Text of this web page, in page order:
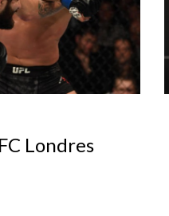
Londres